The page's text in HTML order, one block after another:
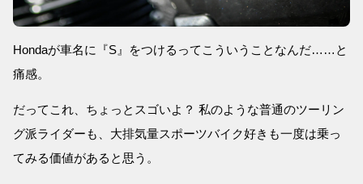
Hondaが車名に『S』をつけるってこういうことなんだ……と
痛感。
だってこれ、ちょっとスゴいよ？ 私のような普通のツーリン
グ派ライダーも、大排気量スポーツバイク好きも一度は乗っ
てみる価値があると思う。